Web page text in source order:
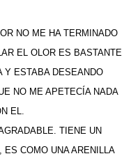
NO ME HA TERMINADO
EL OLOR ES BASTANTE
Y ESTABA DESEANDO
NO ME APETECÍA NADA
EL.
TIENE UN
COMO UNA ARENILLA